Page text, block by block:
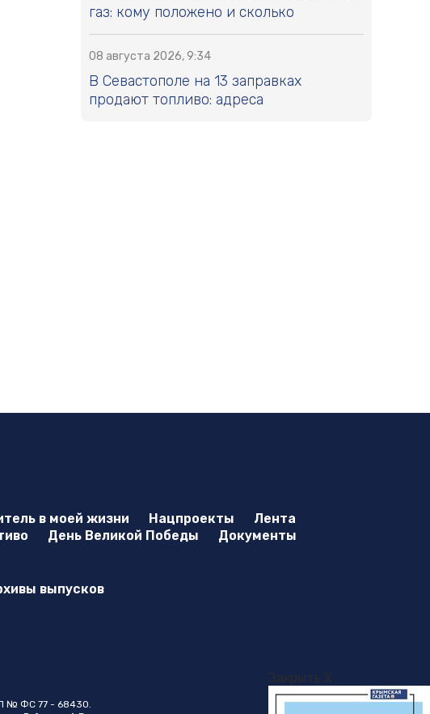
газ: кому положено и сколько
08 августа 2026, 9:34
В Севастополе на 13 заправках
продают топливо: адреса
Закрыть X
в моей жизни Нацпроекты
Лента
День Великой Победы
Документы
выпусков
№ ФС 77 - 68430.